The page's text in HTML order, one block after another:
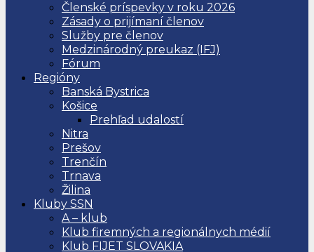
Členské príspevky v roku 2026
Zásady o prijímaní členov
Služby pre členov
Medzinárodný preukaz (IFJ)
Fórum
Regióny
Banská Bystrica
Košice
Prehľad udalostí
Nitra
Prešov
Trenčín
Trnava
Žilina
Kluby SSN
A – klub
Klub firemných a regionálnych médií
Klub FIJET SLOVAKIA